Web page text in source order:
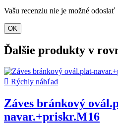
Vašu recenziu nie je možné odoslať
OK
Ďalšie produkty v
 Rýchly náhľad
Záves bránkový
navar.+priskr.M16